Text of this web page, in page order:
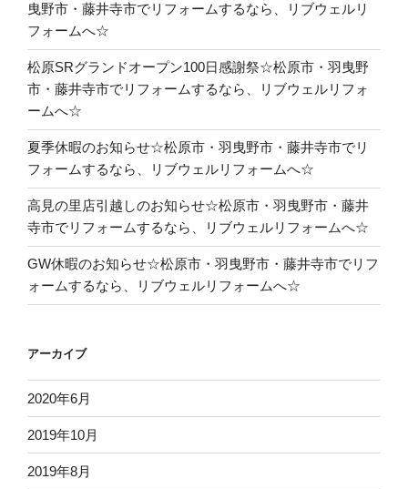
曳野市・藤井寺市でリフォームするなら、リブウェルリ
フォームへ☆
松原SRグランドオープン100日感謝祭☆松原市・羽曳野
市・藤井寺市でリフォームするなら、リブウェルリフォ
ームへ☆
夏季休暇のお知らせ☆松原市・羽曳野市・藤井寺市でリ
フォームするなら、リブウェルリフォームへ☆
高見の里店引越しのお知らせ☆松原市・羽曳野市・藤井
寺市でリフォームするなら、リブウェルリフォームへ☆
GW休暇のお知らせ☆松原市・羽曳野市・藤井寺市でリフ
ォームするなら、リブウェルリフォームへ☆
アーカイブ
2020年6月
2019年10月
2019年8月